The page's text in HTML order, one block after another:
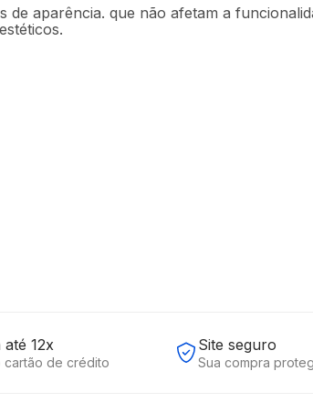
aparência. que não afetam a
até 12x
cartão de crédito
Site seguro
Sua compra